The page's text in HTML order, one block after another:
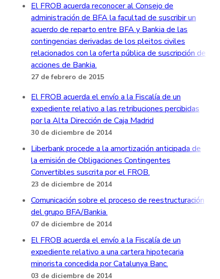
El FROB acuerda reconocer al Consejo de
administración de BFA la facultad de suscribir un
acuerdo de reparto entre BFA y Bankia de las
contingencias derivadas de los pleitos civiles
relacionados con la oferta pública de suscripción de
acciones de Bankia.
27 de febrero de 2015
El FROB acuerda el envío a la Fiscalía de un
expediente relativo a las retribuciones percibidas
por la Alta Dirección de Caja Madrid
30 de diciembre de 2014
Liberbank procede a la amortización anticipada de
la emisión de Obligaciones Contingentes
Convertibles suscrita por el FROB.
23 de diciembre de 2014
Comunicación sobre el proceso de reestructuración
del grupo BFA/Bankia.
07 de diciembre de 2014
El FROB acuerda el envío a la Fiscalía de un
expediente relativo a una cartera hipotecaria
minorista concedida por Catalunya Banc.
03 de diciembre de 2014